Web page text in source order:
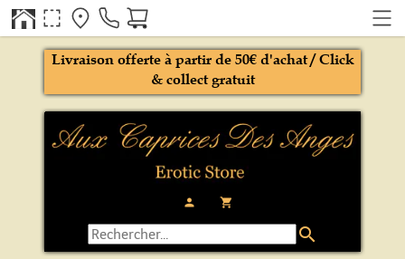
person local_grocery_store
Livraison offerte à partir de 50€ d'achat / Click
& collect gratuit
search